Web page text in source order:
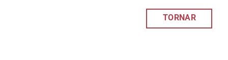
TORNAR